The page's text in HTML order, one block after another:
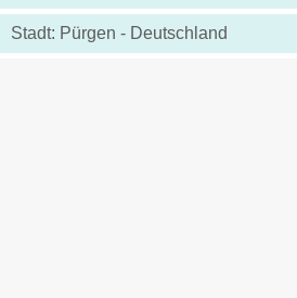
Stadt: Pürgen - Deutschland